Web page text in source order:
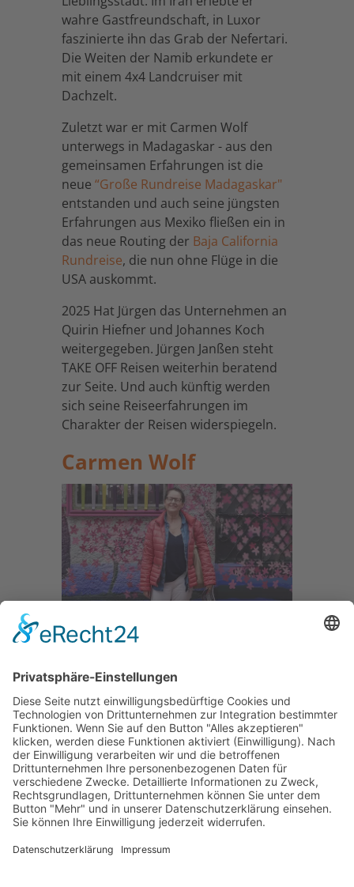
wahre Gastfreundschaft, in Luxor
faszinierte ihn das Grab der Nefertari.
Die Weiten der Namib erkundete er
mit einem 4x4 Landcruiser mit
Dachzelt.
Zuletzt war er mit Carmen Wolf
unterwegs in Madagaskar - aus den
gemeinsamen Erfahrungen ist die
neue “Große Rundreise Madagaskar"
entstanden und auch seine jüngsten
Erfahrungen aus Mexiko fließen ein in
das neue Routing der Baja California
Rundreise, die nun ohne Flüge in die
USA auskommt.
2025 Hat Jürgen das Unternehmen an
Quirin Hiefner und Johannes Koch
weitergegeben. Jürgen Janßen steht
TAKE OFF Reisen weiterhin beratend
zur Seite. Und auch künftig werden
sich seine Reiseerfahrungen im
Charakter der Reisen widerspiegeln.
Carmen Wolf
Carmen Wolf - ihre Spezialgebiete
Peru. Nach ihrem Pädagogikstudium
bereiste sie Sri Lanka und Indien und
war mehrfach in Peru, Guatemala und
Mexico. Ihre Leidenschaft für alte
Kulturen bringt sie ein mit der
Entwicklung neuer Reisen auf der
Seidenstraße.
Inzwischen ist Carmen Wolf im
Ruhestand und noch beratend für
TAKE OFF Reisen da.